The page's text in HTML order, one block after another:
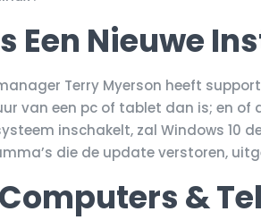
Een Nieuwe
Terry Myerson heeft
van een pc of tablet dan is; en
inschakelt, zal Windows 10
die de update verstoren,
&